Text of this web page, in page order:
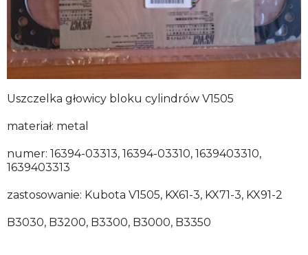
Uszczelka głowicy bloku cylindrów V1505
materiał: metal
numer: 16394-03313, 16394-03310, 1639403310,
1639403313
zastosowanie: Kubota V1505, KX61-3, KX71-3, KX91-2
B3030, B3200, B3300, B3000, B3350